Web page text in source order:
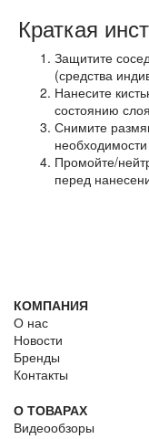
Краткая
Защитите
(средства
Нанесите
состоянию слоя
Снимите
Промойте/
перед
КОМПАНИЯ
О нас
Новости
Бренды
Контакты
О ТОВАРАХ
Видеообзоры